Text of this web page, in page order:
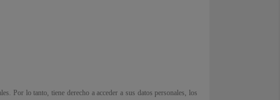
Por lo tanto, tiene derecho a acceder a sus datos personales, los